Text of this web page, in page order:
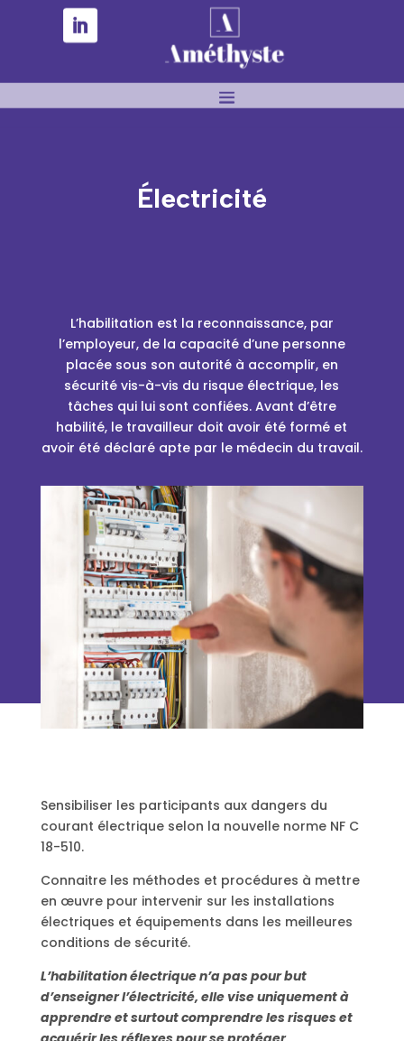
Électricité
L’habilitation est la reconnaissance, par
l’employeur, de la capacité d’une personne
placée sous son autorité à accomplir, en
sécurité vis-à-vis du risque électrique, les
tâches qui lui sont confiées. Avant d’être
habilité, le travailleur doit avoir été formé et
avoir été déclaré apte par le médecin du travail.
Sensibiliser les participants aux dangers du
courant électrique selon la nouvelle norme NF C
18-510.
Connaitre les méthodes et procédures à mettre
en œuvre pour intervenir sur les installations
électriques et équipements dans les meilleures
conditions de sécurité.
L’habilitation électrique n’a pas pour but
d’enseigner l’électricité, elle vise uniquement à
apprendre et surtout comprendre les risques et